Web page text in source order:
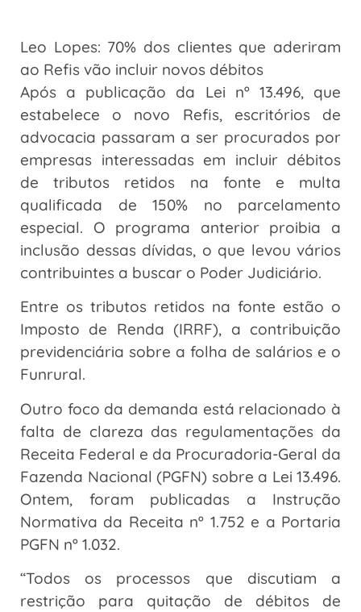
Leo Lopes: 70% dos clientes que aderiram
ao Refis vão incluir novos débitos
Após a publicação da Lei nº 13.496, que
estabelece o novo Refis, escritórios de
advocacia passaram a ser procurados por
empresas interessadas em incluir débitos
de tributos retidos na fonte e multa
qualificada de 150% no parcelamento
especial. O programa anterior proibia a
inclusão dessas dívidas, o que levou vários
contribuintes a buscar o Poder Judiciário.
Entre os tributos retidos na fonte estão o
Imposto de Renda (IRRF), a contribuição
previdenciária sobre a folha de salários e o
Funrural.
Outro foco da demanda está relacionado à
falta de clareza das regulamentações da
Receita Federal e da Procuradoria-Geral da
Fazenda Nacional (PGFN) sobre a Lei 13.496.
Ontem, foram publicadas a Instrução
Normativa da Receita nº 1.752 e a Portaria
PGFN nº 1.032.
“Todos os processos que discutiam a
restrição para quitação de débitos de